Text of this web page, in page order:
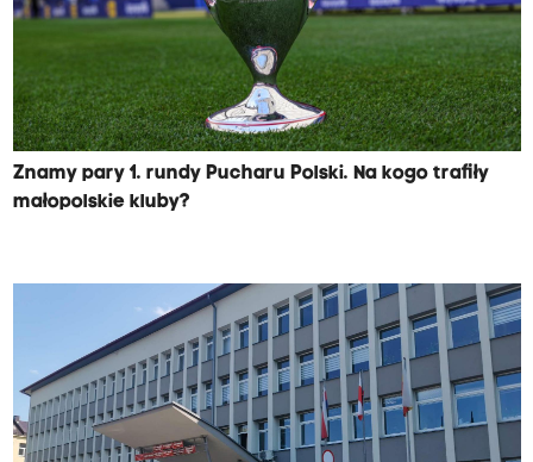
Znamy pary 1. rundy Pucharu Polski. Na kogo trafiły
małopolskie kluby?